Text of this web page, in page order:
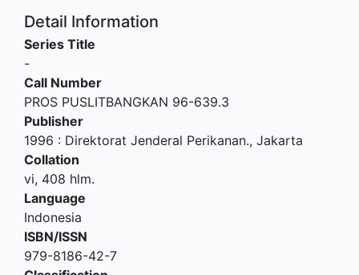
Detail Information
Series Title
-
Call Number
PROS PUSLITBANGKAN 96-639.3
Publisher
1996 : Direktorat Jenderal Perikanan., Jakarta
Collation
vi, 408 hlm.
Language
Indonesia
ISBN/ISSN
979-8186-42-7